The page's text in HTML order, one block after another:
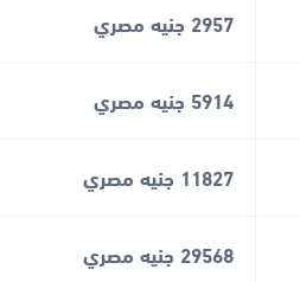
2957 جنيه مصري
5914 جنيه مصري
11827 جنيه مصري
29568 جنيه مصري